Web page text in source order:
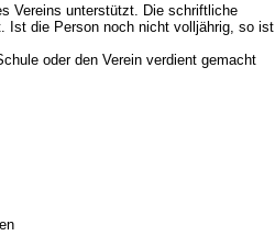
Vereins unterstützt. Die schriftliche
Ist die Person noch nicht volljährig, so ist
oder den Verein verdient gemacht